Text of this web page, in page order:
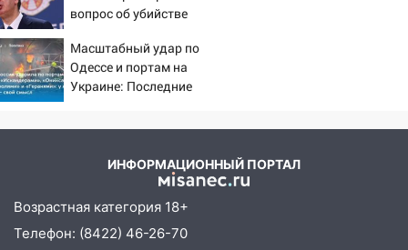
до декабря
19:34
В следственном управлении
состоялось торжественное
мероприятие, приуроченное к
празднованию Дня сотрудника органов
следствия Российской Федерации
Ульяновцев приглашают
поддержать «Симбирскую чебурашку»
на фестивале «ФормАРТ»
18:11 Ульяновская область стала
вопрос об убийстве
Масштабный удар по
Одессе и портам на
Украине: Последние
ИНФОРМАЦИОННЫЙ ПОРТАЛ
Возрастная категория 18+
Телефон: (8422) 46-26-70